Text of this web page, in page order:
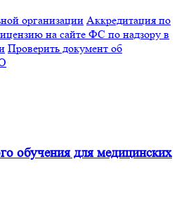
организации Аккредитация по
на сайте ФС по надзору в
Проверить документ об
обучения для медицинских